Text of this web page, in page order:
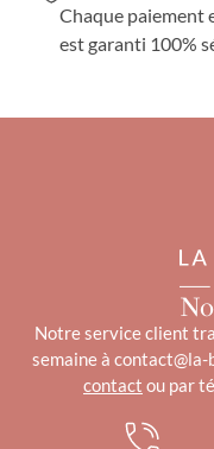
Chaque paiement
est garanti 100%
Notre service client
semaine à
contact ou par